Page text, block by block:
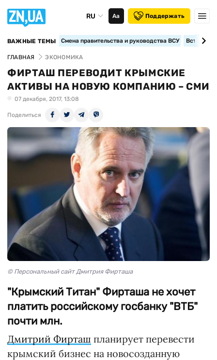
RU Аа Поддержать
ВАЖНЫЕ ТЕМЫ Смена правительства и руководства ВСУ
ГЛАВНАЯ ЭКОНОМИКА
ФИРТАШ ПЕРЕВОДИТ КРЫМСКИЕ
АКТИВЫ НА НОВУЮ КОМПАНИЮ – СМИ
07 декабря, 2017, 13:08
Поделиться
© Персональный сайт Дмитрия Фирташа
"Крымский Титан" Фирташа не хочет
платить российскому госбанку "ВТБ"
почти млн.
Дмитрий Фирташ планирует перевести
крымский бизнес на новосозданную